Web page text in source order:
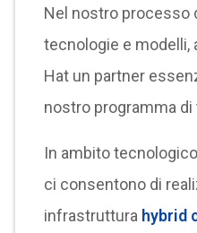
Nel nostro processo
tecnologie e modelli,
Hat un partner
nostro programma
In ambito
ci consentono di
infrastruttura hybrid